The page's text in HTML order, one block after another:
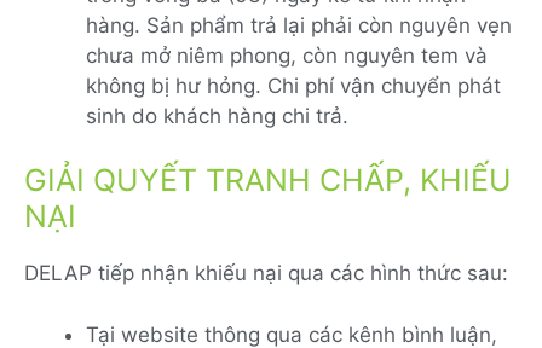
hàng. Sản phẩm trả lại phải còn nguyên vẹn
chưa mở niêm phong, còn nguyên tem và
không bị hư hỏng. Chi phí vận chuyển phát
sinh do khách hàng chi trả.
GIẢI QUYẾT TRANH CHẤP, KHIẾU
NẠI
DELAP tiếp nhận khiếu nại qua các hình thức sau:
Tại website thông qua các kênh bình luận,